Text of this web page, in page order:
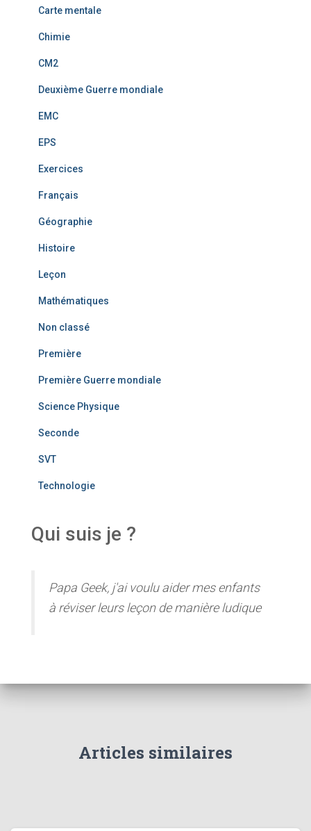
Carte mentale
Chimie
CM2
Deuxième Guerre mondiale
EMC
EPS
Exercices
Français
Géographie
Histoire
Leçon
Mathématiques
Non classé
Première
Première Guerre mondiale
Science Physique
Seconde
SVT
Technologie
Qui suis je ?
Papa Geek, j'ai voulu aider mes enfants
à réviser leurs leçon de manière ludique
Articles similaires